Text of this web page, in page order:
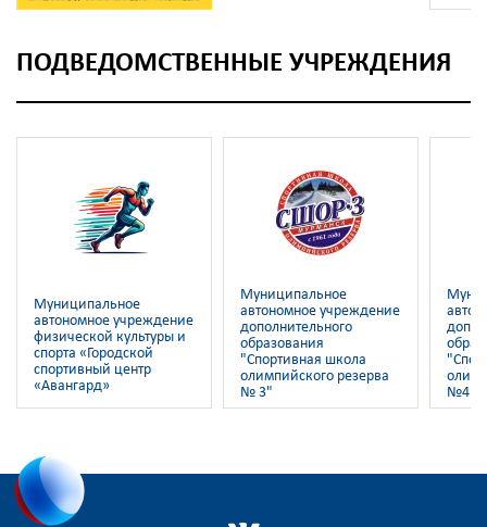
ПОДВЕДОМСТВЕННЫЕ УЧРЕЖДЕНИЯ
Муниципальное
автономное учреждение
физической культуры и
спорта «Городской
спортивный центр
«Авангард»
Муниципальное
автономное учреждение
дополнительного
образования
"Спортивная школа
олимпийского резерва
№ 3"
№4"